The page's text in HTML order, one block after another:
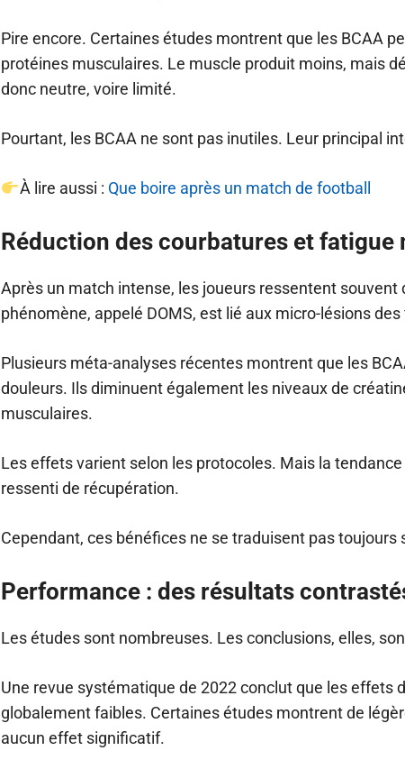
Pire encore. Certaines études montrent que les BCAA
protéines musculaires. Le muscle produit moins, mais
donc neutre, voire limité.
Pourtant, les BCAA ne sont pas inutiles. Leur principal
À lire aussi : Que boire après un match de football
Réduction des courbatures et fatigue
Après un match intense, les joueurs ressentent souvent
phénomène, appelé DOMS, est lié aux micro-lésions des
Plusieurs méta-analyses récentes montrent que les
douleurs. Ils diminuent également les niveaux de
musculaires.
Les effets varient selon les protocoles. Mais la
ressenti de récupération.
Cependant, ces bénéfices ne se traduisent pas toujours
Performance : des résultats
Les études sont nombreuses. Les conclusions, elles,
Une revue systématique de 2022 conclut que les effets
globalement faibles. Certaines études montrent de
aucun effet significatif.